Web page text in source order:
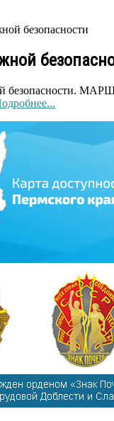
безопасности